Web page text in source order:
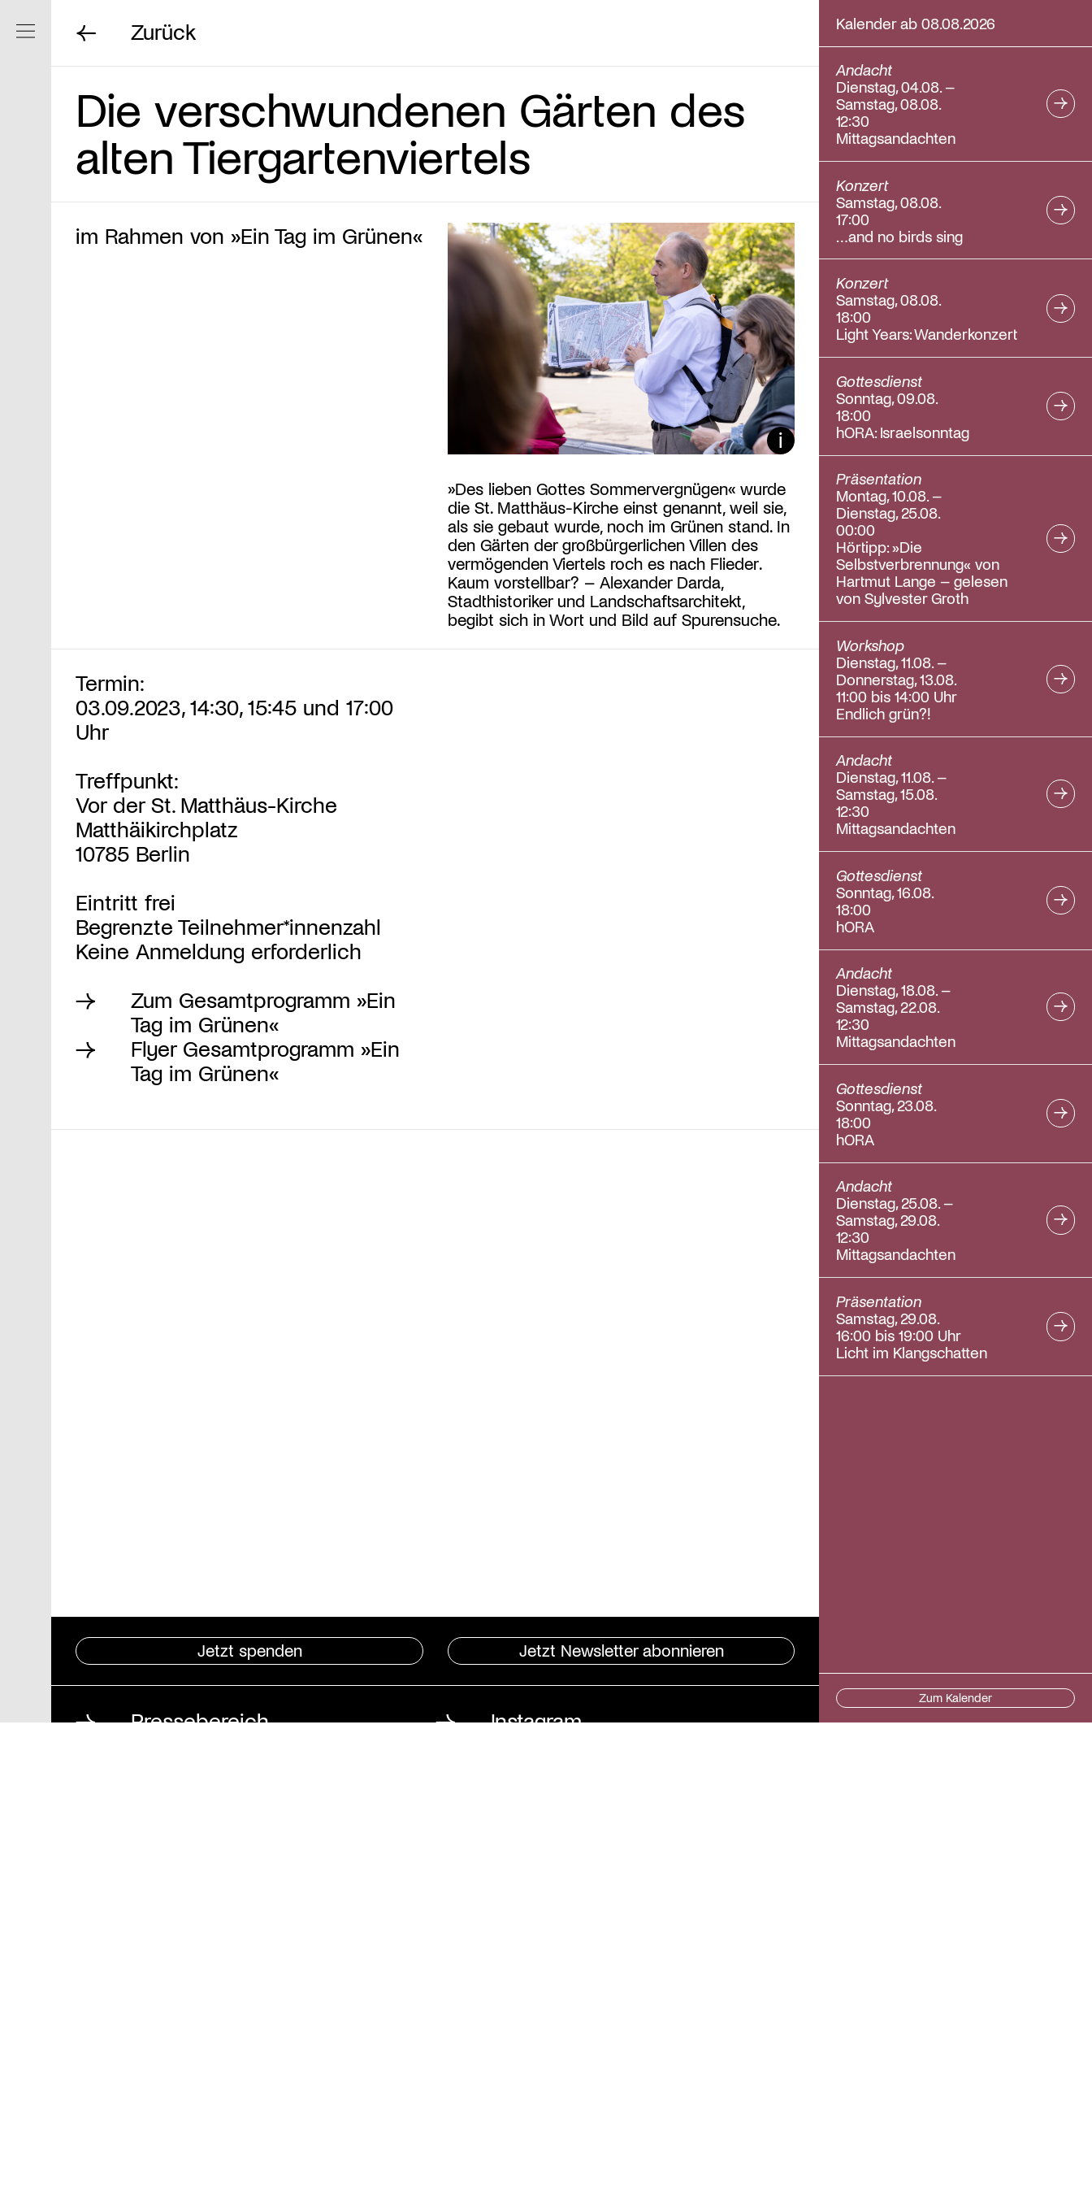
Navigation ein/ausblenden
Zurück
Die verschwundenen Gärten des
alten Tiergartenviertels
im Rahmen von »Ein Tag im Grünen«
Bildunterschrift ein/
»Des lieben Gottes Sommervergnügen« wurde
die St. Matthäus-Kirche einst genannt, weil sie,
als sie gebaut wurde, noch im Grünen stand. In
den Gärten der großbürgerlichen Villen des
vermögenden Viertels roch es nach Flieder.
Kaum vorstellbar? – Alexander Darda,
Stadthistoriker und Landschaftsarchitekt,
begibt sich in Wort und Bild auf Spurensuche.
Termin:
03.09.2023, 14:30, 15:45 und 17:00
Uhr
Treffpunkt:
Vor der St. Matthäus-Kirche
Matthäikirchplatz
10785 Berlin
Eintritt frei
Begrenzte Teilnehmer*innenzahl
Keine Anmeldung erforderlich
Zum Gesamtprogramm »Ein
Tag im Grünen«
Flyer Gesamtprogramm »Ein
Tag im Grünen«
Jetzt spenden Jetzt Newsletter abonnieren
Pressebereich
Instagram
Kalender ab 08.08.2026
Andacht
Dienstag, 04.08. –
Samstag, 08.08.
12:30
Mittagsandachten
Konzert
Samstag, 08.08.
17:00
…and no birds sing
Konzert
Samstag, 08.08.
18:00
Light Years: Wanderkonzert
Gottesdienst
Sonntag, 09.08.
18:00
hORA: Israelsonntag
Präsentation
Montag, 10.08. –
Dienstag, 25.08.
00:00
Hörtipp: »Die
Selbstverbrennung« von
Hartmut Lange – gelesen
von Sylvester Groth
Workshop
Dienstag, 11.08. –
Donnerstag, 13.08.
11:00 bis 14:00 Uhr
Endlich grün?!
Andacht
Dienstag, 11.08. –
Samstag, 15.08.
12:30
Mittagsandachten
Gottesdienst
Sonntag, 16.08.
18:00
hORA
Andacht
Dienstag, 18.08. –
Samstag, 22.08.
12:30
Mittagsandachten
Gottesdienst
Sonntag, 23.08.
18:00
hORA
Andacht
Dienstag, 25.08. –
Samstag, 29.08.
12:30
Mittagsandachten
Präsentation
Samstag, 29.08.
16:00 bis 19:00 Uhr
Licht im Klangschatten
Zum Kalender